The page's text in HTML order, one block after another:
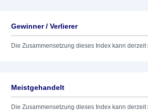
Gewinner / Verlierer
Die Zusammensetzung dieses Index kann
Meistgehandelt
Die Zusammensetzung dieses Index kann